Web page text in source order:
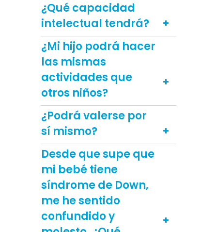
¿Qué capacidad
intelectual tendrá?
¿Mi hijo podrá hacer
las mismas
actividades que
otros niños?
¿Podrá valerse por
sí mismo?
Desde que supe que
mi bebé tiene
síndrome de Down,
me he sentido
confundido y